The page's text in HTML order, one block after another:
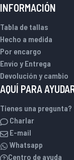
INFORMACIÓN
Tabla de tallas
Hecho a medida
Por encargo
Envío y Entrega
Devolución y cambio
AQUÍ PARA
Tienes una pregunta?
Charlar
E-mail
Whatsapp
Centro de ayuda